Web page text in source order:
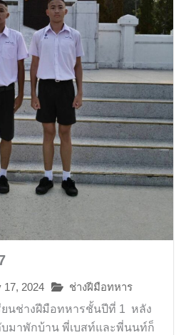
17, 2024
ช่างฝีมือทหาร
ยนช่างฝีมือทหารชั้นปีที่ 1 หลัง
บมาพักบ้าน พี่เบสท์และพี่นนท์ก็